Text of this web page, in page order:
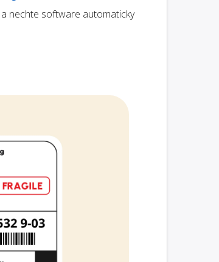
nechte software automaticky